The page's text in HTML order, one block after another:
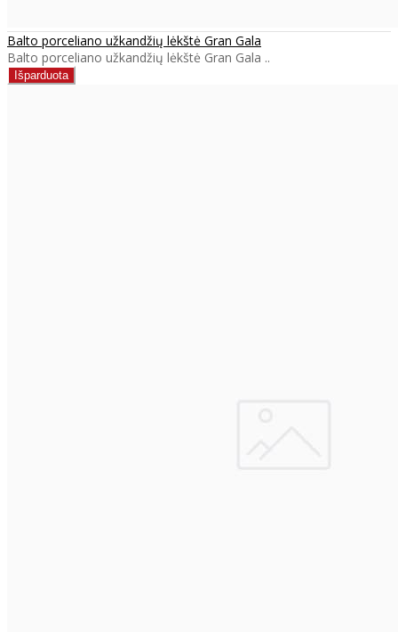
Balto porceliano užkandžių lėkštė Gran Gala
Balto porceliano užkandžių lėkštė Gran Gala ..